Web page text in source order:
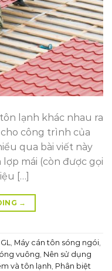
lạnh khác nhau ra
công trình của
qua bài viết này
lợp mái (còn được gọi
[…]
→
GL Máy cán tôn sóng ngói
vuông Nên sử dụng
và tôn lạnh Phân biệt